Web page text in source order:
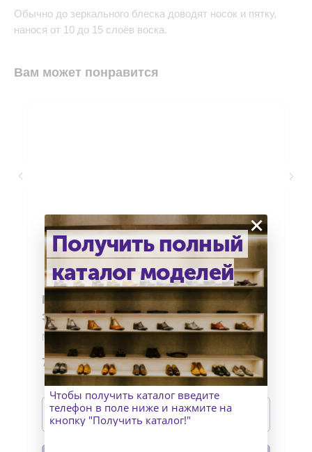
Обычно до зеркального блеска доводят носок и пятку,
нанося от 10 до 15 слоёв воска.
Вам может понравится
Пенни лоферы из кожи теленка с
эффектом светотени
Материал верха: кожа теленка с эффектом
светотени
Материал низа: кожа+накат
Изготовление: индивидуально
78 990 р.
Подробнее
Получить полный
каталог моделей
×
Чтобы получить каталог введите
телефон в поле ниже и нажмите на
кнопку "Получить каталог!"